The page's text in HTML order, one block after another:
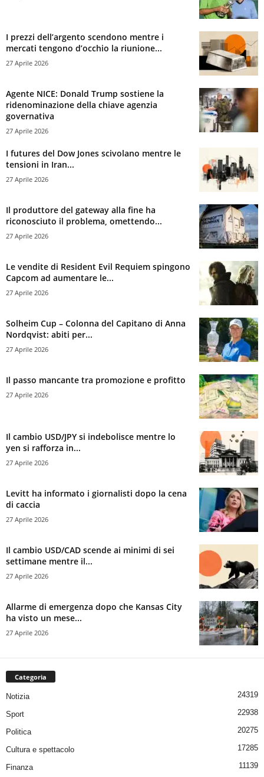
I prezzi dell’argento scendono mentre i
mercati tengono d’occhio la riunione...
27 Aprile 2026
Agente NICE: Donald Trump sostiene la
ridenominazione della chiave agenzia
governativa
27 Aprile 2026
I futures del Dow Jones scivolano mentre le
tensioni in Iran...
27 Aprile 2026
Il produttore del gateway alla fine ha
riconosciuto il problema, omettendo...
27 Aprile 2026
Le vendite di Resident Evil Requiem spingono
Capcom ad aumentare le...
27 Aprile 2026
Solheim Cup – Colonna del Capitano di Anna
Nordqvist: abiti per...
27 Aprile 2026
Il passo mancante tra promozione e profitto
27 Aprile 2026
Il cambio USD/JPY si indebolisce mentre lo
yen si rafforza in...
27 Aprile 2026
Levitt ha informato i giornalisti dopo la cena
di caccia
27 Aprile 2026
Il cambio USD/CAD scende ai minimi di sei
settimane mentre il...
27 Aprile 2026
Allarme di emergenza dopo che Kansas City
ha visto un mese...
27 Aprile 2026
Categoria
Notizia 24319
Sport 22938
Politica 20275
Cultura e spettacolo 17285
Finanza 11139